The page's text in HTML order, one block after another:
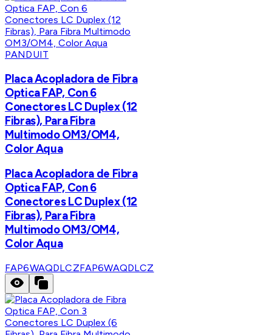
PANDUIT
Placa Acopladora de Fibra
Optica FAP, Con 6
Conectores LC Duplex (12
Fibras), Para Fibra
Multimodo OM3/OM4,
Color Aqua
Placa Acopladora de Fibra
Optica FAP, Con 6
Conectores LC Duplex (12
Fibras), Para Fibra
Multimodo OM3/OM4,
Color Aqua
FAP6WAQDLCZFAP6WAQDLCZ